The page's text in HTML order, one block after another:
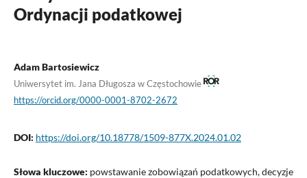
Ordynacji podatkowej
Adam Bartosiewicz
Uniwersytet im. Jana Długosza w Częstochowie
https://orcid.org/0000-0001-8702-2672
DOI: https://doi.org/10.18778/1509-877X.2024.01.02
Słowa kluczowe: powstawanie zobowiązań podatkowych, decyzje